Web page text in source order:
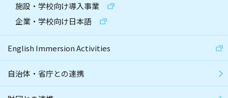
施設・学校向け導入事業
企業・学校向け日本語
English Immersion Activities
自治体・省庁との連携